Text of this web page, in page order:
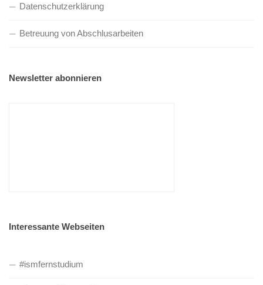
Datenschutzerklärung
Betreuung von Abschlusarbeiten
Newsletter abonnieren
Interessante Webseiten
#ismfernstudium